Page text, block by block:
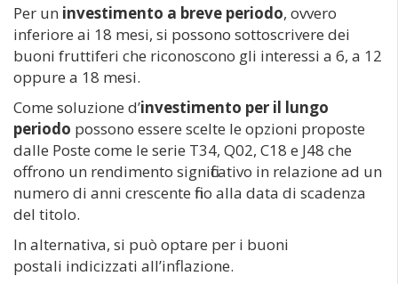
Per un investimento a breve periodo, ovvero
inferiore ai 18 mesi, si possono sottoscrivere dei
buoni fruttiferi che riconoscono gli interessi a 6, a 12
oppure a 18 mesi.
Come soluzione d’investimento per il lungo
periodo possono essere scelte le opzioni proposte
dalle Poste come le serie T34, Q02, C18 e J48 che
offrono un rendimento significativo in relazione ad un
numero di anni crescente fino alla data di scadenza
del titolo.
In alternativa, si può optare per i buoni
postali indicizzati all’inflazione.